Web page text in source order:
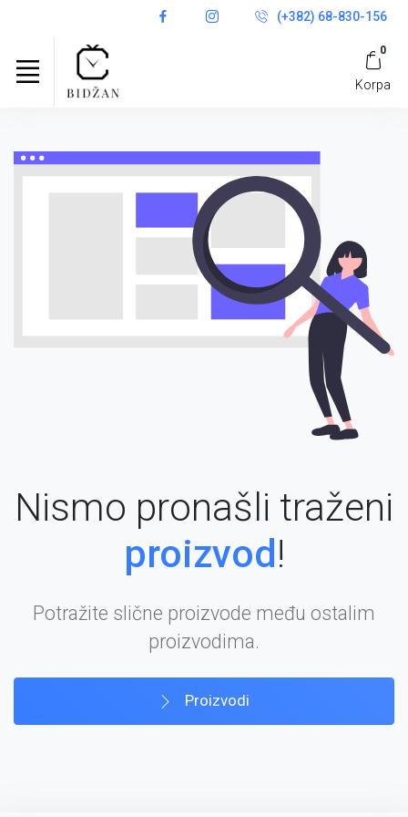
(+382) 68-830-156
0
Korpa
Nismo pronašli traženi
proizvod !
Potražite slične proizvode među ostalim
proizvodima.
Proizvodi